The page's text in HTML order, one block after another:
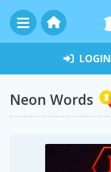
LOGIN
Neon Words